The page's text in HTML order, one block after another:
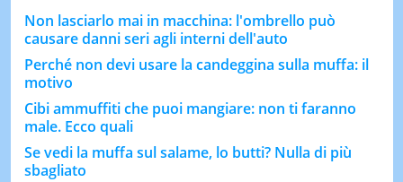
Non lasciarlo mai in macchina: l'ombrello può
causare danni seri agli interni dell'auto
Perché non devi usare la candeggina sulla muffa: il
motivo
Cibi ammuffiti che puoi mangiare: non ti faranno
male. Ecco quali
Se vedi la muffa sul salame, lo butti? Nulla di più
sbagliato